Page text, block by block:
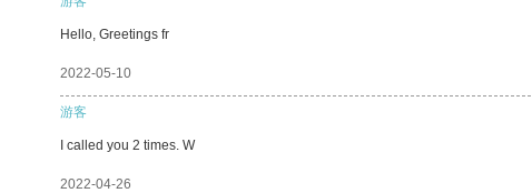
Hello, Greetings fr
2022-05-10
游客
I called you 2 times. W
2022-04-26